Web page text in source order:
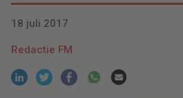
18 juli 2017
Redactie FM